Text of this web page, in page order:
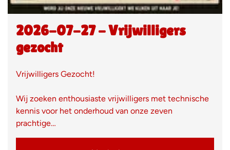
2026-07-27 - Vrijwilligers
gezocht
Vrijwilligers Gezocht!
Wij zoeken enthousiaste vrijwilligers met technische
kennis voor het onderhoud van onze zeven
prachtige…